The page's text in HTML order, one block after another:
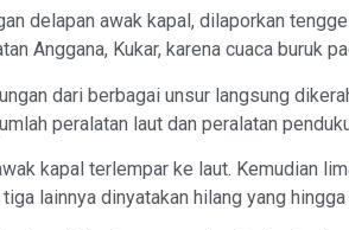
delapan awak kapal, dilaporkan
Anggana, Kukar, karena cuaca buruk
dari berbagai unsur langsung
peralatan laut dan peralatan
kapal terlempar ke laut. Kemudian
lainnya dinyatakan hilang yang